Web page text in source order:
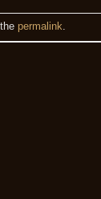
permalink